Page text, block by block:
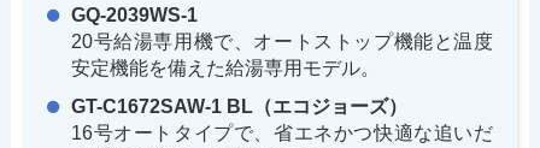
GQ-2039WS-1
20号給湯専用機で、オートストップ機能と温度
安定機能を備えた給湯専用モデル。
GT-C1672SAW-1 BL（エコジョーズ）
16号オートタイプで、省エネかつ快適な追いだ